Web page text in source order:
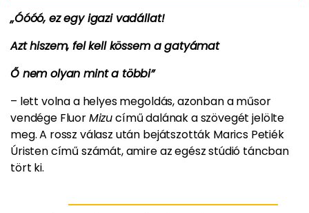
„Óóóó, ez egy igazi vadállat!
Azt hiszem, fel kell kössem a gatyámat
Ő nem olyan mint a többi”
– lett volna a helyes megoldás, azonban a műsor
vendége FluorMizucímű dalának a szövegét jelölte
meg. A rossz válasz után bejátszották Marics Petiék
Úristen című számát, amire az egész stúdió táncban
tört ki.